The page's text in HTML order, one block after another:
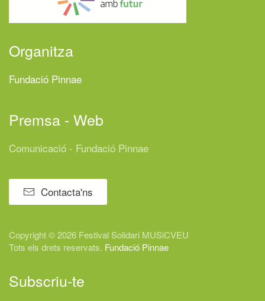
Organitza
Fundació Pinnae
Premsa - Web
Comunicació - Fundació Pinnae
Contacta'ns
Copyright © 2026 Festival Solidari MUSiCVEU
Tots els drets reservats. Fundació Pinnae
Subscriu-te